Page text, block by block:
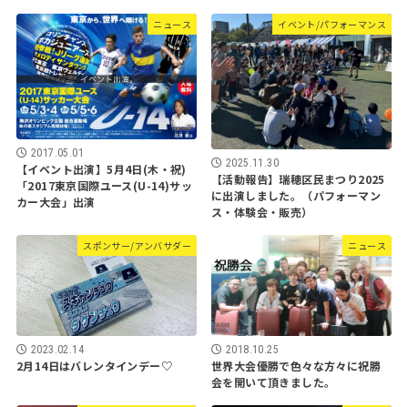
ニュース
2017.05.01
【イベント出演】5月4日(木・祝)
「2017東京国際ユース(U-14)サッ
カー大会」出演
イベント/パフォーマンス
2025.11.30
【活動報告】瑞穂区民まつり2025
に出演しました。（パフォーマン
ス・体験会・販売）
スポンサー/アンバサダー
2023.02.14
2月14日はバレンタインデー♡
ニュース
2018.10.25
世界大会優勝で色々な方々に祝勝
会を開いて頂きました。